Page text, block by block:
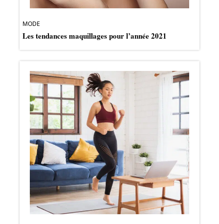
MODE
Les tendances maquillages pour l’année 2021